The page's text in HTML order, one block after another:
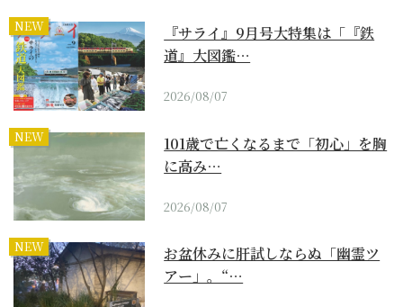
NEW
『サライ』9月号大特集は「『鉄
道』大図鑑…
2026/08/07
NEW
101歳で亡くなるまで「初心」を胸
に高み…
2026/08/07
NEW
お盆休みに肝試しならぬ「幽霊ツ
アー」。“…